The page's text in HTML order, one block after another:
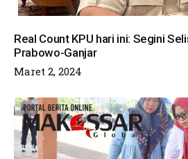
Real Count KPU hari ini: Segini
Prabowo-Ganjar
Maret 2, 2024